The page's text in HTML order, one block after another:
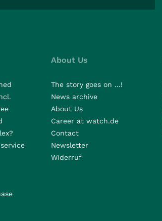
About Us
The story goes on ...!
News archive
About Us
Career at watch.de
Contact
Newsletter
Widerruf